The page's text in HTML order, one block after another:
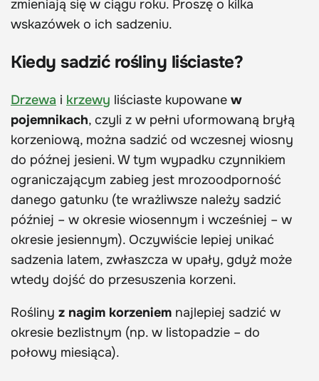
zmieniają się w ciągu roku. Proszę o kilka
wskazówek o ich sadzeniu.
Kiedy sadzić rośliny liściaste?
Drzewa i krzewy liściaste kupowane w
pojemnikach, czyli z w pełni uformowaną bryłą
korzeniową, można sadzić od wczesnej wiosny
do późnej jesieni. W tym wypadku czynnikiem
ograniczającym zabieg jest mrozoodporność
danego gatunku (te wrażliwsze należy sadzić
później – w okresie wiosennym i wcześniej – w
okresie jesiennym). Oczywiście lepiej unikać
sadzenia latem, zwłaszcza w upały, gdyż może
wtedy dojść do przesuszenia korzeni.
Rośliny z nagim korzeniem najlepiej sadzić w
okresie bezlistnym (np. w listopadzie – do
połowy miesiąca).